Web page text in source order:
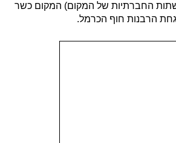
החברתיות של המקום) המקום כשר
הרבנות חוף הכרמל.